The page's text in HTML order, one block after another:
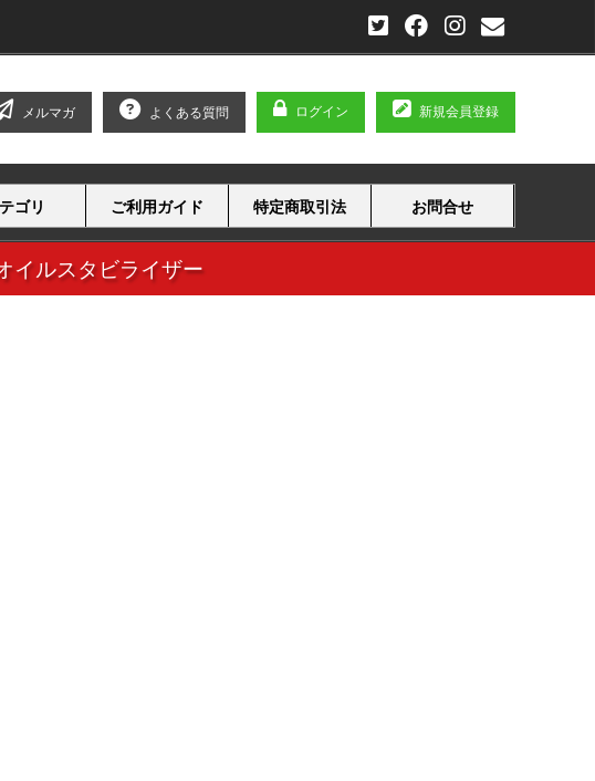
メルマガ よくある質問 ログイン 新規会員登録
ゴリ ご利用ガイド 特定商取引法 お問合せ
イルスタビライザー